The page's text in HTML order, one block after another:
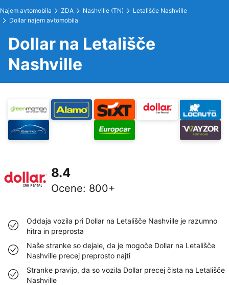
Najem avtomobila ZDA Nashville (TN)
Letališče Nashville
Dollar najem avtomobila
Dollar na Letališče
Nashville
8.4
Ocene: 800+
Oddaja vozila pri Dollar na Letališče Nashville je razumno
hitra in preprosta
Naše stranke so dejale, da je mogoče Dollar na Letališče
Nashville precej preprosto najti
Stranke pravijo, da so vozila Dollar precej čista na Letališče
Nashville